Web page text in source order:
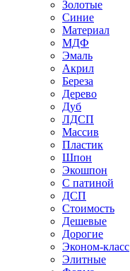
Золотые
Синие
Материал
МДФ
Эмаль
Акрил
Береза
Дерево
Дуб
ЛДСП
Массив
Пластик
Шпон
Экошпон
С патиной
ДСП
Стоимость
Дешевые
Дорогие
Эконом-класс
Элитные